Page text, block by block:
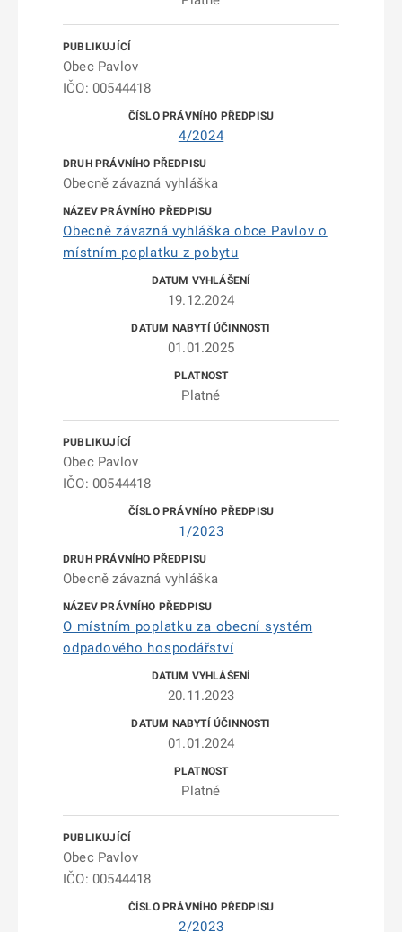
Obec Pavlov
IČO: 00544418
4/2024
Obecně závazná vyhláška
Obecně závazná vyhláška obce Pavlov o
místním poplatku z pobytu
19.12.2024
01.01.2025
Platné
Obec Pavlov
IČO: 00544418
1/2023
Obecně závazná vyhláška
O místním poplatku za obecní systém
odpadového hospodářství
20.11.2023
01.01.2024
Platné
Obec Pavlov
IČO: 00544418
2/2023